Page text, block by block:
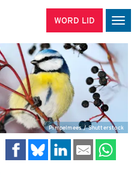
WORD LID
Pimpelmees / Shutterstock